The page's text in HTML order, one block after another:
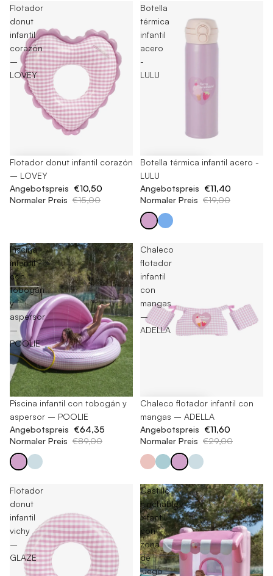
Flotador
donut
infantil
corazón
–
LOVEY
-30%
Flotador donut infantil corazón
– LOVEY
Angebotspreis €10,50
Normaler Preis €15,00
Botella
térmica
infantil
acero
-
LULU
-40%
Botella térmica infantil acero -
LULU
Angebotspreis €11,40
Normaler Preis €19,00
Piscina
infantil
con
tobogán
y
aspersor
–
POOLIE
-27%
Piscina infantil con tobogán y
aspersor – POOLIE
Angebotspreis €64,35
Normaler Preis €89,00
Chaleco
flotador
infantil
con
mangas
–
ADELLA
-60%
Chaleco flotador infantil con
mangas – ADELLA
Angebotspreis €11,60
Normaler Preis €29,00
Flotador
donut
infantil
vichy
–
GLAZE
Castillo
hinchable
infantil
con
zona
de
juego